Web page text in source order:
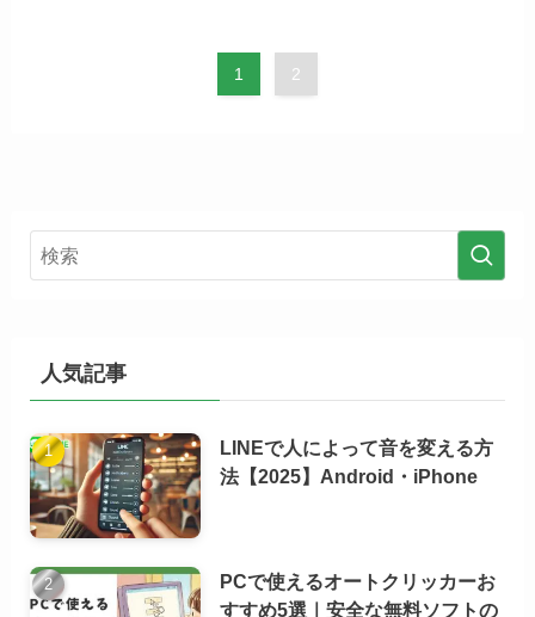
1 2
人気記事
LINEで人によって音を変える方
法【2025】Android・iPhone
PCで使えるオートクリッカーお
すすめ5選｜安全な無料ソフトの